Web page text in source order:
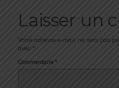
Laisser un
Votre adresse e-mail ne sera pas
avec *
Commentaire *